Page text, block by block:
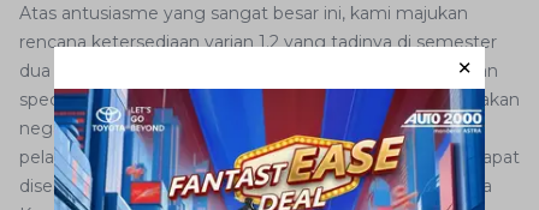
Atas antusiasme yang sangat besar ini, kami majukan
rencana ketersediaan varian 1.2 yang tadinya di semester
dua menjadi hari ini. Varian 1.2 di Toyota Raize merupakan
special option bagi pelanggan karena Indonesia merupakan
negara pertama yang mempunyai varian ini sehingga
pelanggan mempunyai pilihan yang lebih banyak dan dapat
disesuaikan dengan kebutuhannya masing-masing, kata